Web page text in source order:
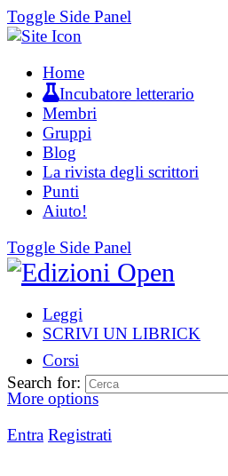
Toggle Side Panel
Home
Incubatore letterario
Membri
Gruppi
Blog
La rivista degli scrittori
Punti
Aiuto!
Toggle Side Panel
Leggi
SCRIVI UN LIBRICK
Corsi
More options
Entra Registrati
Search for: